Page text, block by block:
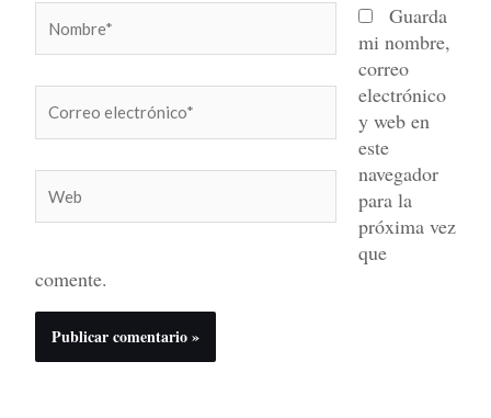
electrónico*
Guarda
mi nombre,
correo
electrónico
y web en
este
navegador
para la
próxima vez
que
comente.